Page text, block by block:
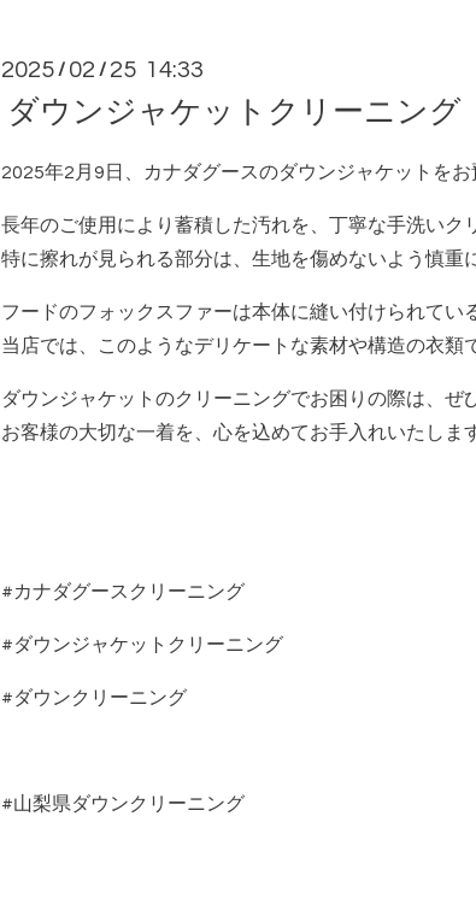
2025 / 02 / 25 14:33
ダウンジャケットクリーニング
2025年2月9日、カナダグースのダウンジャケットをお
長年のご使用により蓄積した汚れを、丁寧な手洗いク
特に擦れが見られる部分は、生地を傷めないよう慎重
フードのフォックスファーは本体に縫い付けられてい
当店では、このようなデリケートな素材や構造の衣類
ダウンジャケットのクリーニングでお困りの際は、ぜ
お客様の大切な一着を、心を込めてお手入れいたしま
#カナダグースクリーニング
#ダウンジャケットクリーニング
#ダウンクリーニング
#山梨県ダウンクリーニング